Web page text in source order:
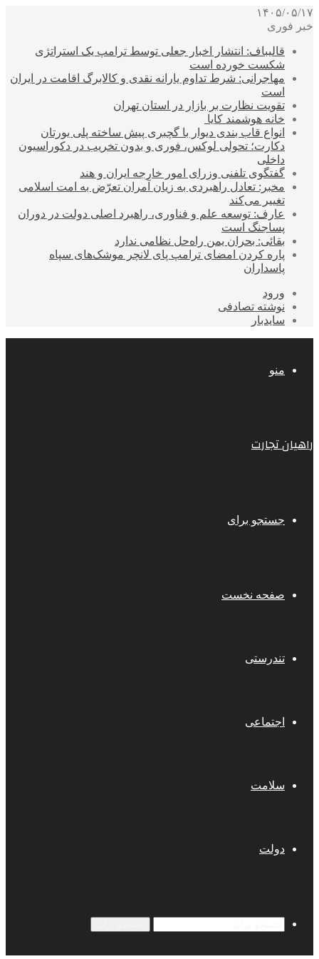
۱۴۰۵/۰۵/۱۷
خبر فوری
قالیباف: انتشار اخبار جعلی توسط ترامپ یک استراتژی
شکست خورده است
مهاجرانی: شرط تداوم یارانه نقدی و کالابرگ اقامت در ایران
است
تقویت نظارت بر بازار در استان تهران
خانه هوشمند کایا
انواع قاب بندی دیوار با گچبری پیش ساخته پلی یورتان
دکارت؛ تحولی لوکس، فوری و بدون تخریب در دکوراسیون
داخلی
گفتگوی تلفنی وزرای امور خارجه ایران و هند
مخبر: تعادل راهبردی به زیان آمران تعرّض به امت اسلامی
تغییر می‌کند
عارف: توسعه علم و فناوری، راهبرد اصلی دولت در دوران
پساجنگ است
بقائی: بحران یمن راه‌حل نظامی ندارد
پاره کردن امضای ترامپ پای لانچر موشک‌های سپاه
پاسداران
ورود
نوشته تصادفی
سایدبار
منو
راهیان تجارت
جستجو برای
صفحه نخست
تندرستی
اجتماعی
سلامت
دولت